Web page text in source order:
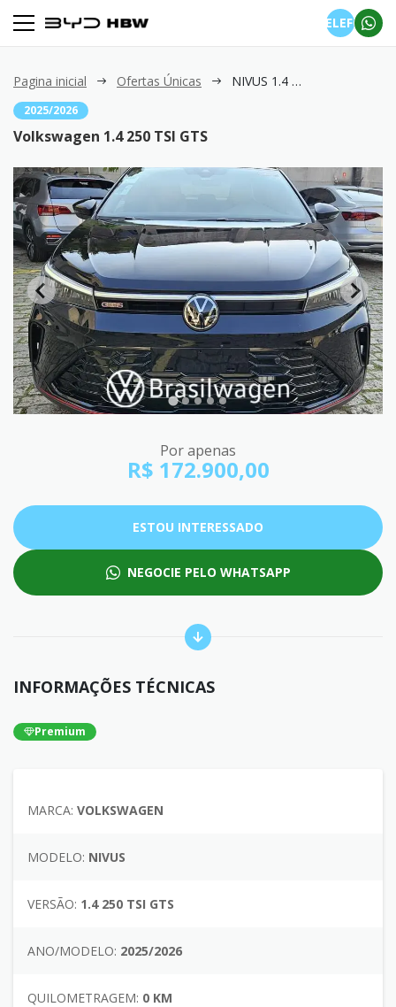
TELEFONE
Pagina inicial Ofertas Únicas NIVUS 1.4 250 TSI GTS
2025/2026
Volkswagen 1.4 250 TSI GTS
Por apenas
R$ 172.900,00
ESTOU INTERESSADO
NEGOCIE PELO WHATSAPP
INFORMAÇÕES TÉCNICAS
Premium
MARCA: VOLKSWAGEN
MODELO: NIVUS
VERSÃO: 1.4 250 TSI GTS
ANO/MODELO: 2025/2026
QUILOMETRAGEM: 0 KM